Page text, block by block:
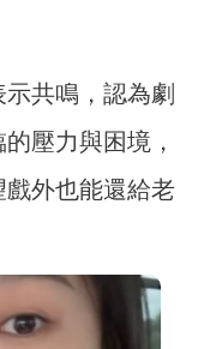
共鳴，認為劇
壓力與困境，
外也能還給老